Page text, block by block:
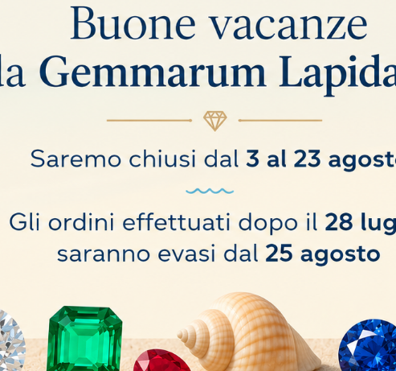
Accessori per sfaccettatrici